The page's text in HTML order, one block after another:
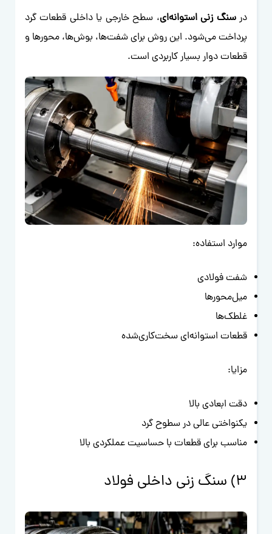
درسنگ زنی استوانه‌ای، سطح خارجی یا داخلی قطعات گرد
پرداخت می‌شود. این روش برای شفت‌ها، بوش‌ها، محور‌ها و
قطعات دوار بسیار کاربردی است.
موارد استفاده:
شفت فولادی
میل‌محورها
غلطک‌ها
قطعات استوانه‌ای سخت‌کاری‌شده
مزایا:
دقت ابعادی بالا
یکنواختی عالی در سطوح گرد
مناسب برای قطعات با حساسیت عملکردی بالا
3) سنگ زنی داخلی فولاد